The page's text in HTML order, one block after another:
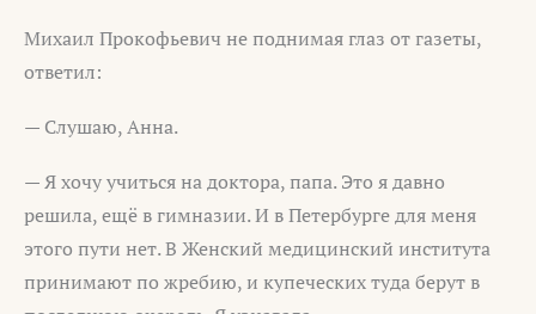
Михаил Прокофьевич не поднимая глаз от газеты,
ответил:
— Слушаю, Анна.
— Я хочу учиться на доктора, папа. Это я давно
решила, ещё в гимназии. И в Петербурге для меня
этого пути нет. В Женский медицинский института
принимают по жребию, и купеческих туда берут в